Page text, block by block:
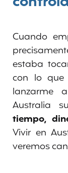
Cuando
estaba
con lo
lanzarme
Australia
tiempo,
Vivir en
veremos